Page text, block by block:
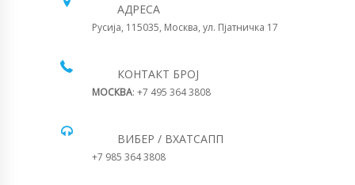
АДРЕСА
Русија, 115035, Москва, ул. Пјатничка 17
КОНТАКТ БРОЈ
МОСКВА: +7 495 364 3808
ВИБЕР / ВХАТСАПП
+7 985 364 3808